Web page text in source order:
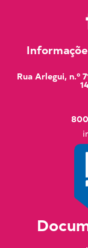
Rua Arlegui, n.º